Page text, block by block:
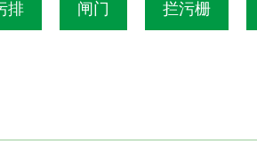
排 闸门 拦污栅